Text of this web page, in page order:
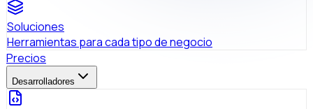
Soluciones
Herramientas para cada tipo de negocio
Precios
Desarrolladores